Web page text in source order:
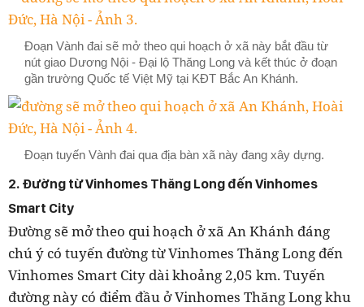
Đoạn Vành đai sẽ mở theo qui hoạch ở xã này bắt đầu từ
nút giao Dương Nội - Đại lộ Thăng Long và kết thúc ở đoạn
gần trường Quốc tế Việt Mỹ tại KĐT Bắc An Khánh.
Đoạn tuyến Vành đai qua địa bàn xã này đang xây dựng.
2. Đường từ Vinhomes Thăng Long đến Vinhomes
Smart City
Đường sẽ mở theo qui hoạch ở xã An Khánh đáng
chú ý có tuyến đường từ Vinhomes Thăng Long đến
Vinhomes Smart City dài khoảng 2,05 km. Tuyến
đường này có điểm đầu ở Vinhomes Thăng Long khu